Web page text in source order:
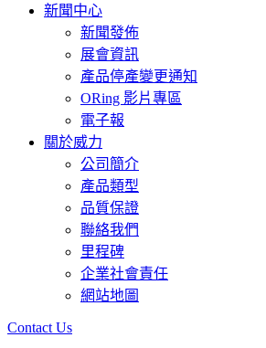
新聞中心
新聞發佈
展會資訊
產品停產變更通知
ORing 影片專區
電子報
關於威力
公司簡介
產品類型
品質保證
聯絡我們
里程碑
企業社會責任
網站地圖
Contact Us